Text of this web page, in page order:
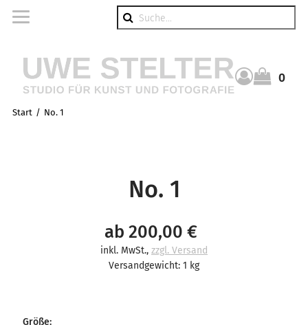
0
Start No. 1
No. 1
ab 200,00 €
inkl. MwSt., zzgl. Versand
Versandgewicht: 1 kg
Größe: